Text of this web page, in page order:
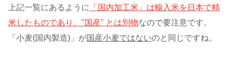
上記一覧にあるように
「国内加工米」は輸入米を日本で精
米したものであり、"国産" とは別物なので要注意です。
「小麦(国内製造)」が国産小麦ではないのと同じですね。